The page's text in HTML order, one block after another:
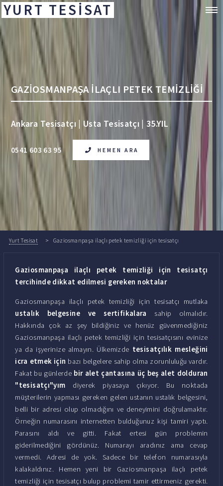
YURT TESİSAT
GAZİOSMANPAŞA İLAÇLI PETEK TEMİZLİĞİ
Ankara Tesisatçı | Usta Tesisatçı | 35.YIL
0541 603 63 95 HEMEN ARA
Yurt Tesisat Gaziosmanpaşa ilaçlı petek temizliği için tesisatçı
Gaziosmanpaşa ilaçlı petek temizliği için tesisatçı
tercihinde dikkat edilmesi gereken noktalar
Gaziosmanpaşa ilaçlı petek temizliği için tesisatçı mutlaka
ustalık belgesine ve sertifikalara sahip olmalıdır.
Hakkında çok az şey bildiğiniz ve henüz güvenmediğiniz
Gaziosmanpaşa ilaçlı petek temizliği için tesisatçısını evinize
ya da işyerinize almayın. Ülkemizde tesisatçılık mesleğini
icra etmek için bazı belgelere sahip olma zorunluluğu vardır.
Fakat bu günlerde bir alet çantasına üç beş alet dolduran
"tesisatçı"yım diyerek piyasaya çıkıyor. Bu noktada
müşterilerin yapması gereken gelen ustanın ustalık belgesini,
belli bir adresi olup olmadığını ve deneyimini doğrulamaktır.
Örneğin numarasını internetten bulduğunuz kişi tamiri yaptı.
Parasını aldı ve gitti. Fakat ertesi gün problemin
giderilmediğini gördünüz. Numarayı aradınız ama cevap
vermedi. Adresi de yok. Sadece bir telefon numarasıyla
kalakaldınız. Hemen yeni bir Gaziosmanpaşa ilaçlı petek
temizliği için tesisatçı bulup problemi tamir ettirmeniz gerekti.